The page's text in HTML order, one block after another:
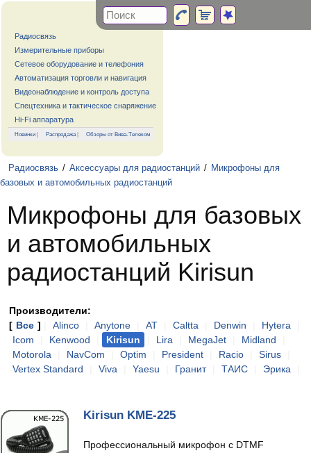
Радиосвязь
Измерительные приборы
Сетевое оборудование и телефония
Автоматизация торговли и навигация
Видеонаблюдение и контроль доступа
Спецтехника и тактическое снаряжение
Hi-Fi аппаратура
Новинки | Распродажа| Обзоры от Вива-Телеком
Радиосвязь / Аксессуары для радиостанций / Микрофоны для
базовых и автомобильных радиостанций
Микрофоны для базовых
и автомобильных
радиостанций Kirisun
Производители:
[ Все ] Alinco Anytone AT Caltta Denwin Hytera
Icom
Kenwood Kirisun Lira MegaJet Midland
Motorola
NavCom Optim President Racio Sirus
Vertex Standard
Viva Yaesu Гранит ТАИС Эрика
Kirisun KME-225
Профессиональный микрофон с DTMF